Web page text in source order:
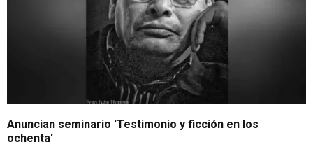
Anuncian seminario 'Testimonio y ficción en los
ochenta'